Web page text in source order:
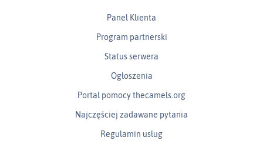
Panel Klienta
Program partnerski
Status serwera
Ogłoszenia
Portal pomocy thecamels.org
Najczęściej zadawane pytania
Regulamin usług